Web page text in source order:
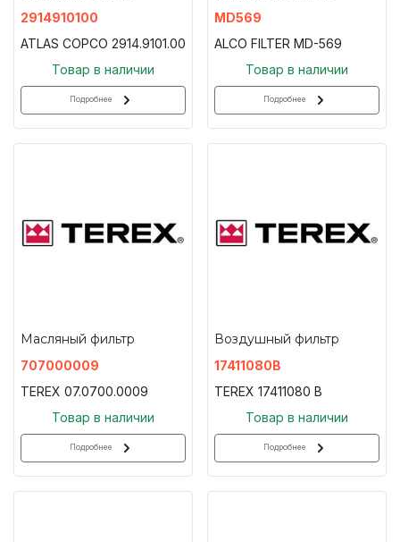
2914910100
ATLAS COPCO 2914.9101.00
Товар в наличии
Подробнее
MD569
ALCO FILTER MD-569
Товар в наличии
Подробнее
Масляный фильтр
707000009
TEREX 07.0700.0009
Товар в наличии
Подробнее
Воздушный фильтр
17411080B
TEREX 17411080 B
Товар в наличии
Подробнее